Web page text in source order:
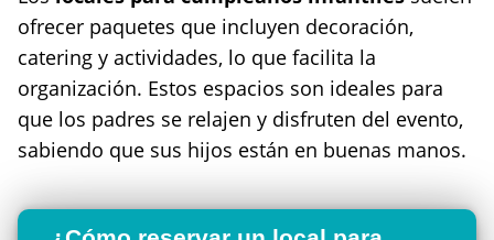
ofrecer paquetes que incluyen decoración,
catering y actividades, lo que facilita la
organización. Estos espacios son ideales para
que los padres se relajen y disfruten del evento,
sabiendo que sus hijos están en buenas manos.